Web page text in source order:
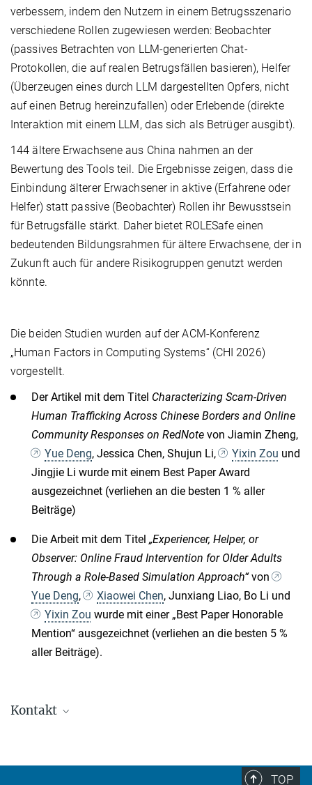
verbessern, indem den Nutzern in einem Betrugsszenario
verschiedene Rollen zugewiesen werden: Beobachter
(passives Betrachten von LLM-generierten Chat-
Protokollen, die auf realen Betrugsfällen basieren), Helfer
(Überzeugen eines durch LLM dargestellten Opfers, nicht
auf einen Betrug hereinzufallen) oder Erlebende (direkte
Interaktion mit einem LLM, das sich als Betrüger ausgibt).
144 ältere Erwachsene aus China nahmen an der
Bewertung des Tools teil. Die Ergebnisse zeigen, dass die
Einbindung älterer Erwachsener in aktive (Erfahrene oder
Helfer) statt passive (Beobachter) Rollen ihr Bewusstsein
für Betrugsfälle stärkt. Daher bietet ROLESafe einen
bedeutenden Bildungsrahmen für ältere Erwachsene, der in
Zukunft auch für andere Risikogruppen genutzt werden
könnte.
Die beiden Studien wurden auf der ACM-Konferenz
„Human Factors in Computing Systems“ (CHI 2026)
vorgestellt.
Der Artikel mit dem Titel Characterizing Scam-Driven
Human Trafficking Across Chinese Borders and Online
Community Responses on RedNote von Jiamin Zheng,
Yue Deng, Jessica Chen, Shujun Li, Yixin Zou und
Jingjie Li wurde mit einem Best Paper Award
ausgezeichnet (verliehen an die besten 1 % aller
Beiträge)
Die Arbeit mit dem Titel „Experiencer, Helper, or
Observer: Online Fraud Intervention for Older Adults
Through a Role-Based Simulation Approach“von
Yue Deng, Xiaowei Chen, Junxiang Liao, Bo Li und
Yixin Zou wurde mit einer „Best Paper Honorable
Mention“ ausgezeichnet (verliehen an die besten 5 %
aller Beiträge).
Kontakt
TOP